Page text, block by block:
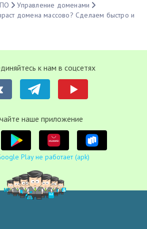
Управление доменами
домена массово? Сделаем быстро и
к нам в соцсетях
наше приложение
Play не работает (apk)